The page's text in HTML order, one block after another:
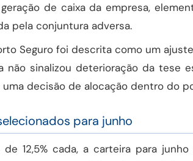
de caixa da empresa,
pela conjuntura adversa.
Seguro foi descrita como um
não sinalizou deterioração da tese
uma decisão de alocação dentro do
para junho
de 12,5% cada, a carteira para